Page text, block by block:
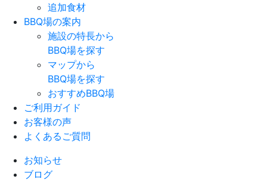
追加食材
BBQ場の案内
施設の特長から
BBQ場を探す
マップから
BBQ場を探す
おすすめBBQ場
ご利用ガイド
お客様の声
よくあるご質問
お知らせ
ブログ